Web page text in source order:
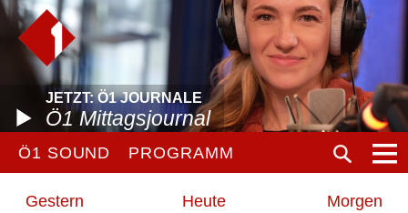
JETZT: Ö1 JOURNALE
Ö1 Mittagsjournal
Ö1 SOUND PROGRAMM
Gestern Heute Morgen